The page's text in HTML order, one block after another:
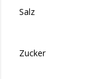
Salz
Zucker